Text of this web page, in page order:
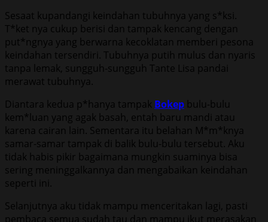
Sesaat kupandangi keindahan tubuhnya yang s*ksi.
T*ket nya cukup berisi dan tampak kencang dengan
put*ngnya yang berwarna kecoklatan memberi pesona
keindahan tersendiri. Tubuhnya putih mulus dan nyaris
tanpa lemak, sungguh-sungguh Tante Lisa pandai
merawat tubuhnya.
Diantara kedua p*hanya tampak Bokep bulu-bulu
kem*luan yang agak basah, entah baru mandi atau
karena cairan lain. Sementara itu belahan M*m*knya
samar-samar tampak di balik bulu-bulu tersebut. Aku
tidak habis pikir bagaimana mungkin suaminya bisa
sering meninggalkannya dan mengabaikan keindahan
seperti ini.
Selanjutnya aku tidak mampu menceritakan lagi, pasti
pembaca semua sudah tau dan mampu ikut merasakan